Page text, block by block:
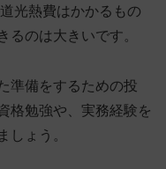
光熱費はかかるもの
るのは大きいです。
準備をするための投
格勉強や、実務経験を
しょう。